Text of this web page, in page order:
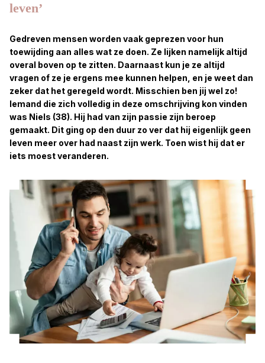
leven’
Gedreven mensen worden vaak geprezen voor hun
toewijding aan alles wat ze doen. Ze lijken namelijk altijd
overal boven op te zitten. Daarnaast kun je ze altijd
vragen of ze je ergens mee kunnen helpen, en je weet dan
zeker dat het geregeld wordt. Misschien ben jij wel zo!
Iemand die zich volledig in deze omschrijving kon vinden
was Niels (38). Hij had van zijn passie zijn beroep
gemaakt. Dit ging op den duur zo ver dat hij eigenlijk geen
leven meer over had naast zijn werk. Toen wist hij dat er
iets moest veranderen.